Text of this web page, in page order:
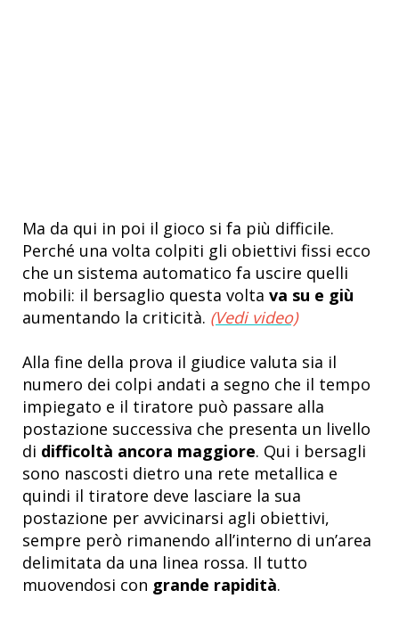
Ma da qui in poi il gioco si fa più difficile.
Perché una volta colpiti gli obiettivi fissi ecco
che un sistema automatico fa uscire quelli
mobili: il bersaglio questa volta va su e giù
aumentando la criticità. (Vedi video)
Alla fine della prova il giudice valuta sia il
numero dei colpi andati a segno che il tempo
impiegato e il tiratore può passare alla
postazione successiva che presenta un livello
di difficoltà ancora maggiore. Qui i bersagli
sono nascosti dietro una rete metallica e
quindi il tiratore deve lasciare la sua
postazione per avvicinarsi agli obiettivi,
sempre però rimanendo all’interno di un’area
delimitata da una linea rossa. Il tutto
muovendosi con grande rapidità.